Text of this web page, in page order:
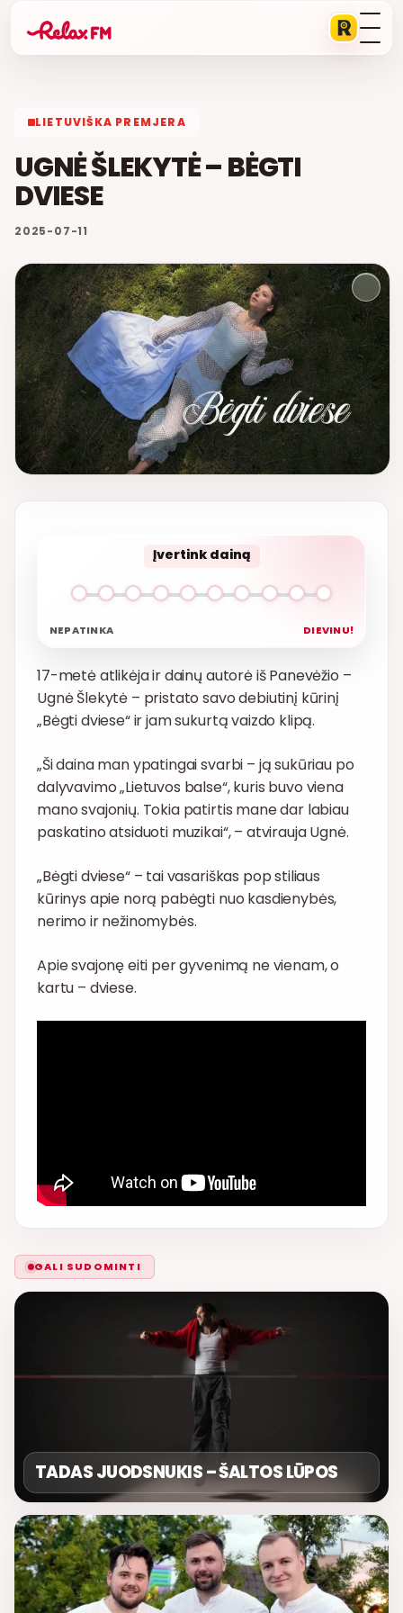
LIETUVIŠKA PREMJERA
UGNĖ ŠLEKYTĖ – BĖGTI
DVIESE
2025-07-11
Įvertink dainą
NEPATINKA DIEVINU!
17-metė atlikėja ir dainų autorė iš Panevėžio –
Ugnė Šlekytė – pristato savo debiutinį kūrinį
„Bėgti dviese“ ir jam sukurtą vaizdo klipą.
„Ši daina man ypatingai svarbi – ją sukūriau po
dalyvavimo „Lietuvos balse“, kuris buvo viena
mano svajonių. Tokia patirtis mane dar labiau
paskatino atsiduoti muzikai“, – atvirauja Ugnė.
„Bėgti dviese“ – tai vasariškas pop stiliaus
kūrinys apie norą pabėgti nuo kasdienybės,
nerimo ir nežinomybės.
Apie svajonę eiti per gyvenimą ne vienam, o
kartu – dviese.
GALI SUDOMINTI
TADAS JUODSNUKIS – ŠALTOS LŪPOS